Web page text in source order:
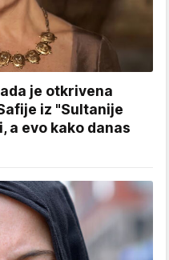
je otkrivena
iz "Sultanije
a evo kako danas